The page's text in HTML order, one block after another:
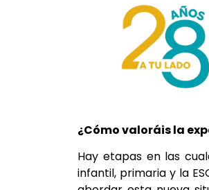
¿Cómo valoráis la
Hay etapas en las
infantil, primaria y la